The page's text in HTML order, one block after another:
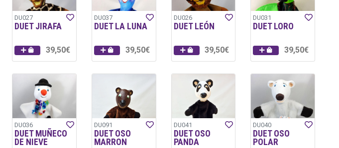
DU027
DUET JIRAFA
39,50€
DU037
DUET LA LUNA
39,50€
DU026
DUET LEÓN
39,50€
DU031
DUET LORO
39,50€
DU036
DUET MUÑECO
DE NIEVE
DU091
DUET OSO
MARRON
DU041
DUET OSO
PANDA
DU040
DUET OSO
POLAR